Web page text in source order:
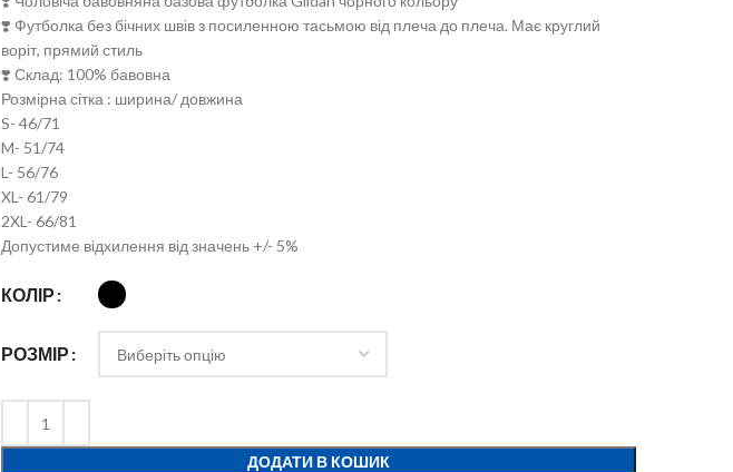
❣️ Футболка без бічних швів з посиленною тасьмою від плеча до плеча. Має круглий
воріт, прямий стиль
❣️ Склад: 100% бавовна
Розмірна сітка : ширина/ довжина
S- 46/71
M- 51/74
L- 56/76
XL- 61/79
2XL- 66/81
Допустиме відхилення від значень +/- 5%
КОЛІР
РОЗМІР
ДОДАТИ В КОШИК